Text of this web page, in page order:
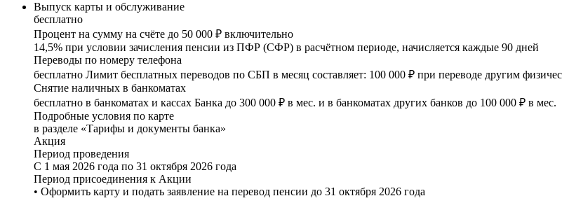
Выпуск карты и обслуживание
бесплатно
Процент на сумму на счёте до 50 000 ₽ включительно
14,5% при условии зачисления пенсии из ПФР (СФР) в расчётном периоде, начисляется каждые 90 дней
Переводы по номеру телефона
бесплатно Лимит бесплатных переводов по СБП в месяц составляет: 100 000 ₽ при переводе другим
Снятие наличных в банкоматах
бесплатно в банкоматах и кассах Банка до 300 000 ₽ в мес. и в банкоматах других банков до 100 000 ₽ в мес.
Подробные условия по карте
в разделе «Тарифы и документы банка»
Акция
Период проведения
С 1 мая 2026 года по 31 октября 2026 года
Период присоединения к Акции
• Оформить карту и подать заявление на перевод пенсии до 31 октября 2026 года